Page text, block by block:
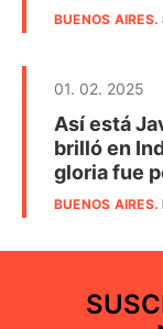
BUENOS AIRES.
01. 02. 2025
Así está
brilló en
gloria fue
BUENOS AIRES.